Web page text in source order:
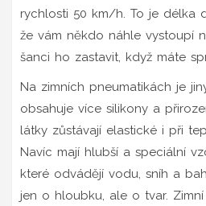
rychlosti 50 km/h. To je délka
že vám někdo náhle vystoupí
šanci ho zastavit, když máte
Na zimních pneumatikách je
obsahuje více silikony a
látky zůstávají elastické i při
Navíc mají hlubší a speciální
které odvádějí vodu, sníh a
jen o hloubku, ale o tvar.